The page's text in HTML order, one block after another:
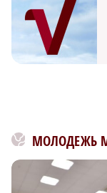
МОЛОДЕЖЬ